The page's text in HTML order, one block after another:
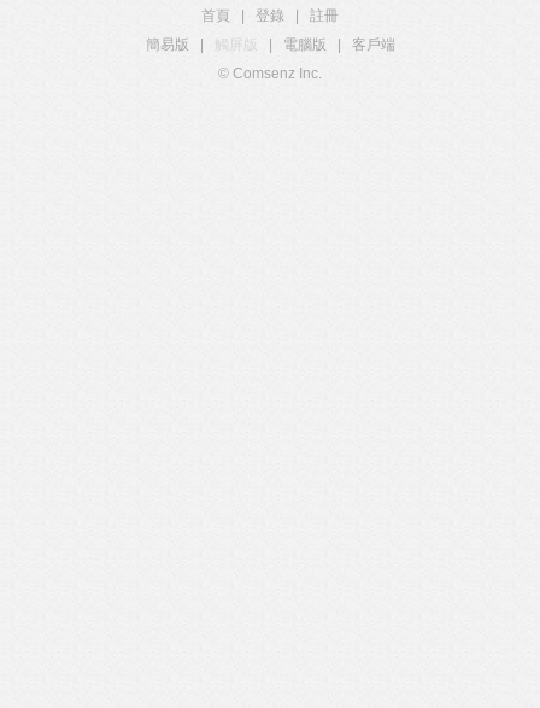
首頁 登錄
註冊
簡易版
觸屏版 電腦版
客戶端
© Comsenz Inc.